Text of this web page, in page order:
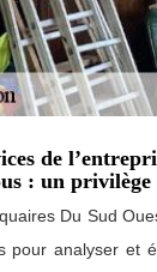
de
: un privilège
Du Sud
pour analyser et